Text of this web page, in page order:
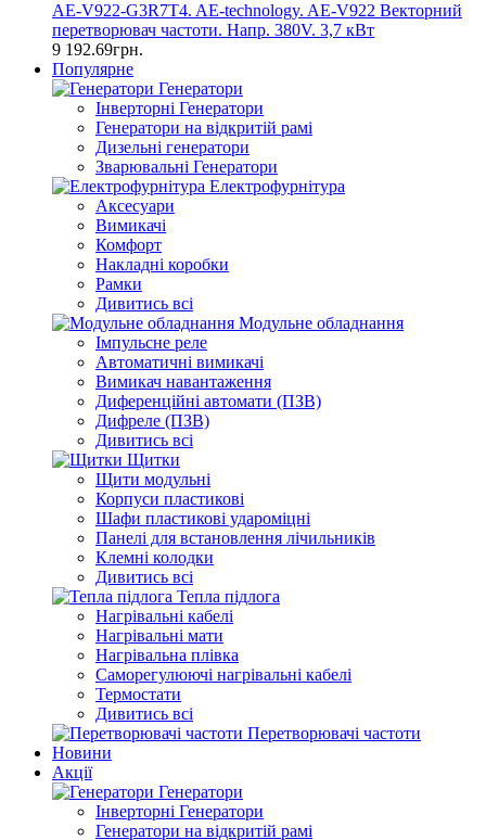
AE-V922-G3R7T4. AE-technology. AE-V922 Векторний
перетворювач частоти. Напр. 380V. 3,7 кВт
9 192.69грн.
Популярне
Генератори
Інверторні Генератори
Генератори на відкритій рамі
Дизельні генератори
Зварювальні Генератори
Електрофурнітура
Аксесуари
Вимикачі
Комфорт
Накладні коробки
Рамки
Дивитись всі
Модульне обладнання
Імпульсне реле
Автоматичні вимикачі
Вимикач навантаження
Диференційні автомати (ПЗВ)
Дифреле (ПЗВ)
Дивитись всі
Щитки
Щити модульні
Корпуси пластикові
Шафи пластикові удароміцні
Панелі для встановлення лічильників
Клемні колодки
Дивитись всі
Тепла підлога
Нагрівальні кабелі
Нагрівальні мати
Нагрівальна плівка
Саморегулюючі нагрівальні кабелі
Термостати
Дивитись всі
Перетворювачі частоти
Новини
Акції
Генератори
Інверторні Генератори
Генератори на відкритій рамі